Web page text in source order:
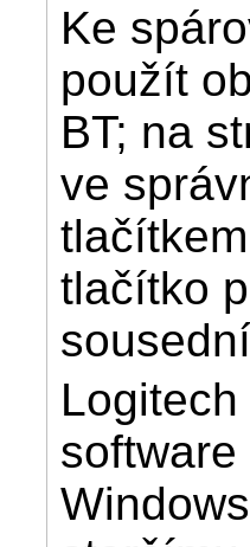
Ke
použít
BT; na
ve
tlačítko